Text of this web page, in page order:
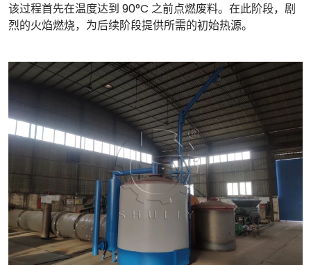
该过程首先在温度达到 90°C 之前点燃废料。在此阶段，剧
烈的火焰燃烧，为后续阶段提供所需的初始热源。